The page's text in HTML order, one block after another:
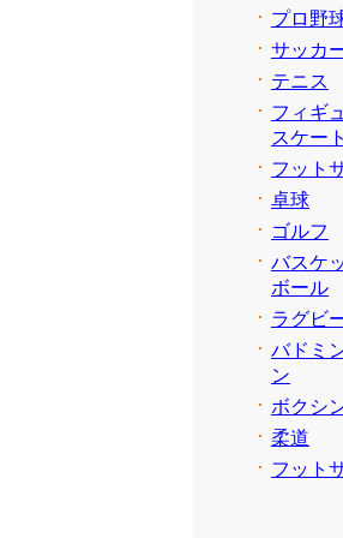
プロ野
サッカ
テニス
フィギ
スケート
フット
卓球
ゴルフ
バスケ
ボール
ラグビ
バドミ
ン
ボクシ
柔道
フット